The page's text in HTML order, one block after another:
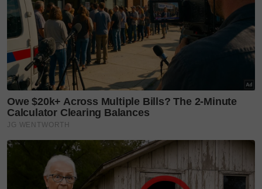
Kehadiran jenama ini dalam industri diraikan
dengan penuh gilang-gemilang menerusi Majlis
Exclusive Soft Launch AURUM GOLD yang
berlangsung di Shah Alam baru-baru ini.
Penanda aras baharu
Majlis tersebut bukan sahaja meriah dengan
malah ia menjadi detik penting bagi menunjukkan
keseriusan jenama ini dalam meletakkan penanda
aras baharu bagi pasaran tempatan sebelum